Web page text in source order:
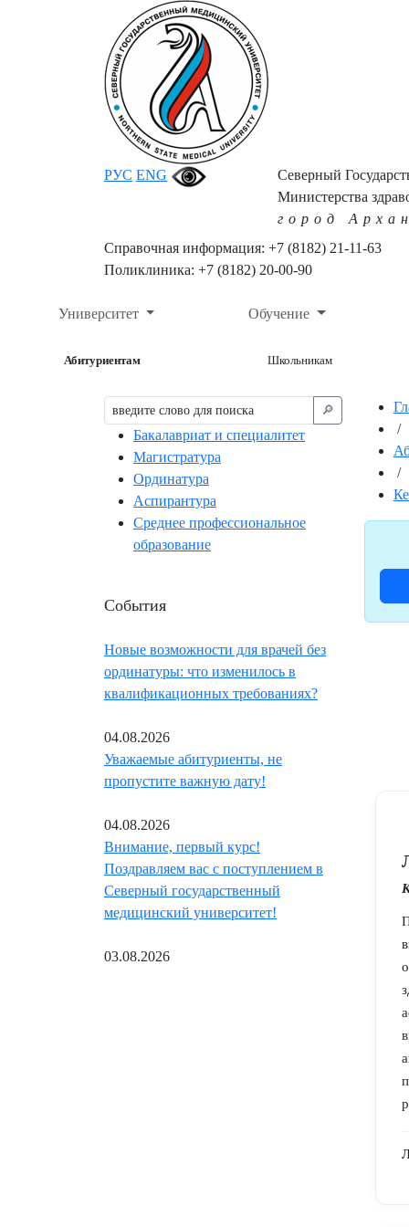
РУС ENG
Северный
Министерства
город
Справочная информация: +7 (8182) 21-11-63
Поликлиника: +7 (8182) 20-00-90
Университет Обучение
Абитуриентам Школьникам
🔎︎
Бакалавриат и специалитет
Магистратура
Ординатура
Аспирантура
Среднее профессиональное
образование
События
Новые возможности для врачей без
ординатуры: что изменилось в
квалификационных требованиях?
04.08.2026
Уважаемые абитуриенты, не
пропустите важную дату!
04.08.2026
Внимание, первый курс!
Поздравляем вас с поступлением в
Северный государственный
медицинский университет!
03.08.2026
/
/